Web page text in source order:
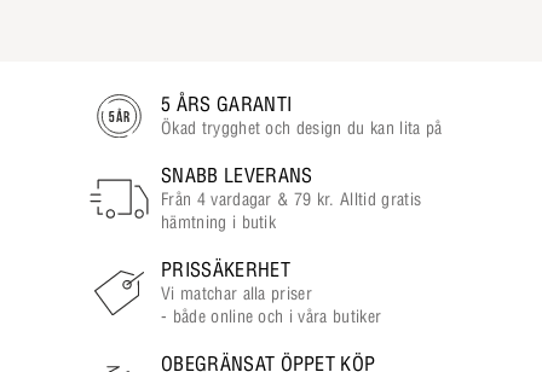
5 ÅRS GARANTI
Ökad trygghet och design du kan lita på
SNABB LEVERANS
Från 4 vardagar & 79 kr. Alltid gratis
hämtning i butik
PRISSÄKERHET
Vi matchar alla priser
- både online och i våra butiker
OBEGRÄNSAT ÖPPET KÖP